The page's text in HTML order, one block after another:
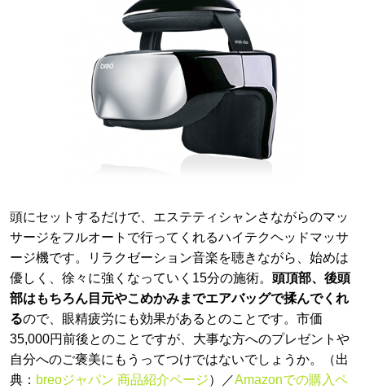
頭にセットするだけで、エステティシャンさながらのマッ
サージをフルオートで行ってくれるハイテクヘッドマッサ
ージ機です。リラクゼーション音楽を聴きながら、始めは
優しく、徐々に強くなっていく15分の施術。 頭頂部、後頭
部はもちろん目元やこめかみまでエアバッグで揉んでくれ
るので、眼精疲労にも効果があるとのことです。市価
35,000円前後とのことですが、大事な方へのプレゼントや
自分へのご褒美にもうってつけではないでしょうか。（出
典： breoジャパン 商品紹介ページ）／Amazonでの購入ペ